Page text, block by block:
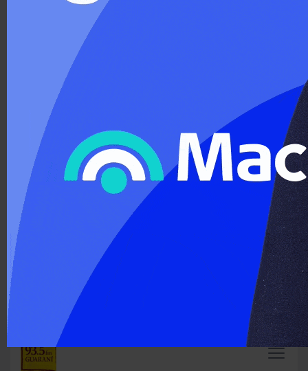
ÚLTIMO MOMENTO :
Carlos Arce anticipó que votará en contra de la modificación
de la Ley de Tierras
En
›